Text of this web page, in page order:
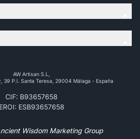
AW Artisan S.L,
39 P.l. Santa Teresa, 29004 Málaga - España
CIF: B93657658
EROI: ESB93657658
Wisdom Marketing Group